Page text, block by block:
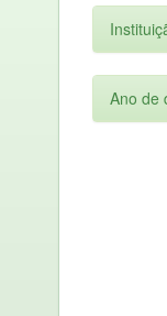
Ano de